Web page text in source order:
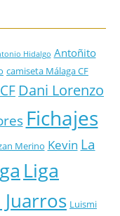
Hidalgo Antoñito
camiseta Málaga CF
Dani Lorenzo
Fichajes
Merino Kevin La
Liga
Luismi